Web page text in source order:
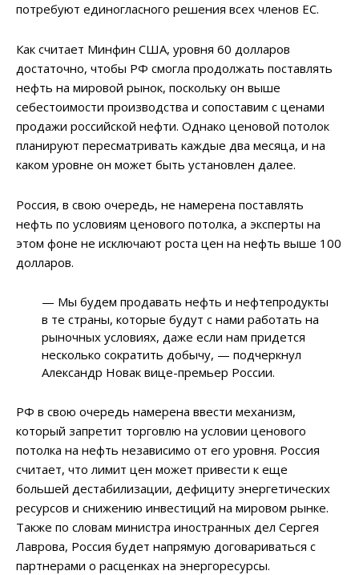
потребуют единогласного решения всех членов ЕС.
Как считает Минфин США, уровня 60 долларов
достаточно, чтобы РФ смогла продолжать поставлять
нефть на мировой рынок, поскольку он выше
себестоимости производства и сопоставим с ценами
продажи российской нефти. Однако ценовой потолок
планируют пересматривать каждые два месяца, и на
каком уровне он может быть установлен далее.
Россия, в свою очередь, не намерена поставлять
нефть по условиям ценового потолка, а эксперты на
этом фоне не исключают роста цен на нефть выше 100
долларов.
— Мы будем продавать нефть и нефтепродукты
в те страны, которые будут с нами работать на
рыночных условиях, даже если нам придется
несколько сократить добычу, — подчеркнул
Александр Новак вице-премьер России.
РФ в свою очередь намерена ввести механизм,
который запретит торговлю на условии ценового
потолка на нефть независимо от его уровня. Россия
считает, что лимит цен может привести к еще
большей дестабилизации, дефициту энергетических
ресурсов и снижению инвестиций на мировом рынке.
Также по словам министра иностранных дел Сергея
Лаврова, Россия будет напрямую договариваться с
партнерами о расценках на энергоресурсы.